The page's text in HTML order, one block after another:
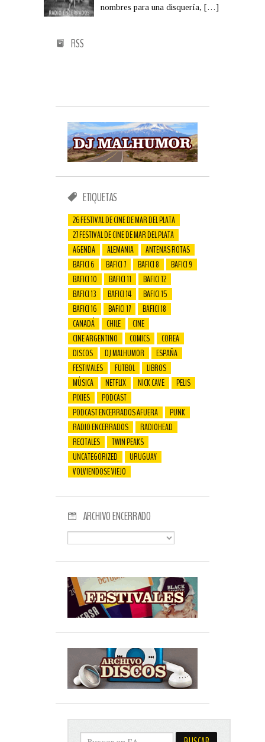
nombres para una disquería,[…]
RSS
ETIQUETAS
26 FESTIVAL DE CINE DE MAR DEL PLATA
27 FESTIVAL DE CINE DE MAR DEL PLATA
AGENDA
ALEMANIA
ANTENAS ROTAS
BAFICI 6
BAFICI 7 BAFICI 8
BAFICI 9
BAFICI 10
BAFICI 11
BAFICI 12
BAFICI 13
BAFICI 14
BAFICI 15
BAFICI 16
BAFICI 17
BAFICI 18
CANADÁ
CHILE
CINE
CINE ARGENTINO
COMICS
COREA
DISCOS
DJ MALHUMOR
ESPAÑA
FESTIVALES
FUTBOL
LIBROS
MÚSICA
NETFLIX NICK CAVE
PELIS
PIXIES
PODCAST
PODCAST ENCERRADOS AFUERA
PUNK
RADIO ENCERRADOS
RADIOHEAD
RECITALES
TWIN PEAKS
UNCATEGORIZED
URUGUAY
VOLVIENDOSE VIEJO
ARCHIVO ENCERRADO